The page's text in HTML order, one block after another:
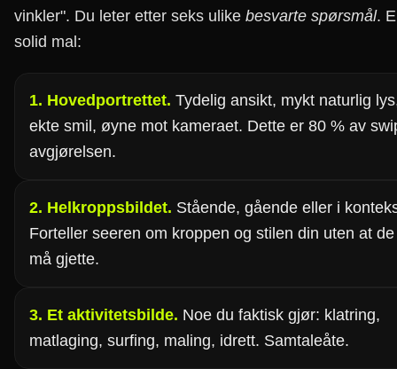
vinkler". Du leter etter seks ulike besvarte spørsmål.
solid mal:
1. Hovedportrettet. Tydelig ansikt, mykt naturlig
ekte smil, øyne mot kameraet. Dette er 80 % av
avgjørelsen.
2. Helkroppsbildet. Stående, gående eller i
Forteller seeren om kroppen og stilen din uten at de
må gjette.
3. Et aktivitetsbilde. Noe du faktisk gjør: klatring,
matlaging, surfing, maling, idrett. Samtaleåte.